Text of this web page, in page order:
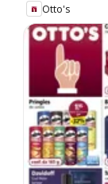
Otto's